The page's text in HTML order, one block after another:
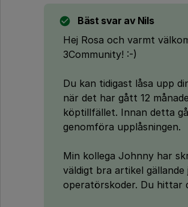
Bäst svar av Nils
Hej Rosa och varmt
3Community! :-)
Du kan tidigast låsa upp
när det har gått 12
köptillfället. Innan detta
genomföra upplåsningen.
Min kollega Johnny har
väldigt bra artikel gällande
operatörskoder. Du hittar